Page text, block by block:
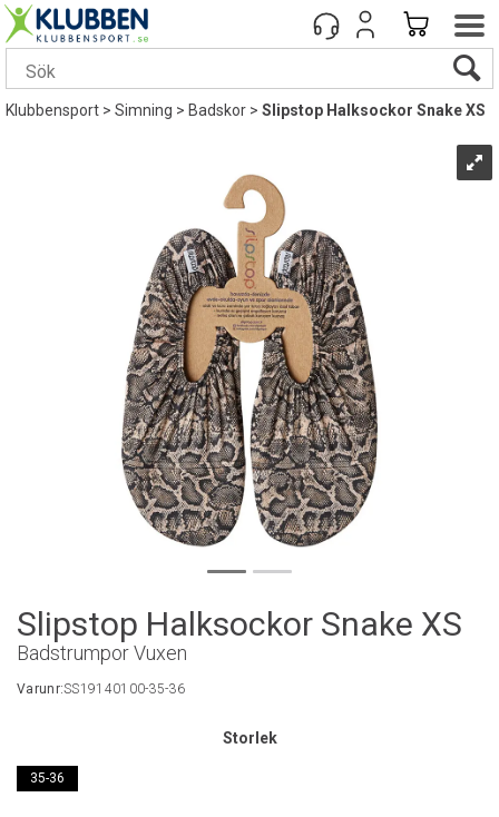
Klubbensport>Simning>Badskor>Slipstop Halksockor Snake XS
Slipstop Halksockor Snake XS
Badstrumpor Vuxen
Varunr:SS19140100-35-36
Storlek
35-36